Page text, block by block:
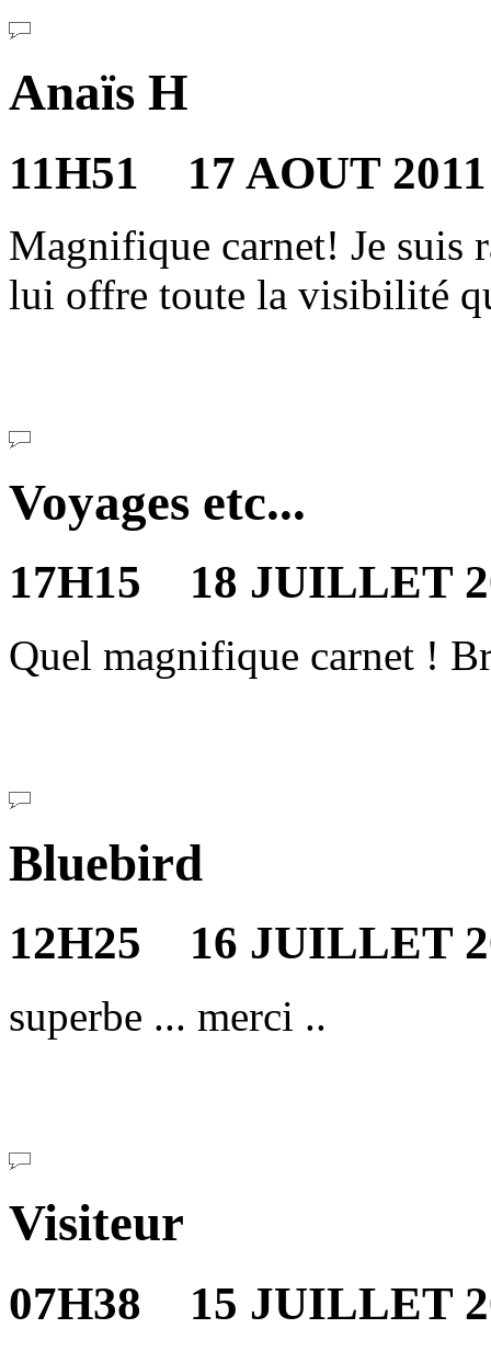
Anaïs H
11H51 17 AOUT 2011
Magnifique carnet! Je suis
lui offre toute la visibilité
Voyages etc...
17H15 18 JUILLET
Quel magnifique carnet !
Bluebird
12H25 16 JUILLET
superbe ... merci ..
Visiteur
07H38 15 JUILLET